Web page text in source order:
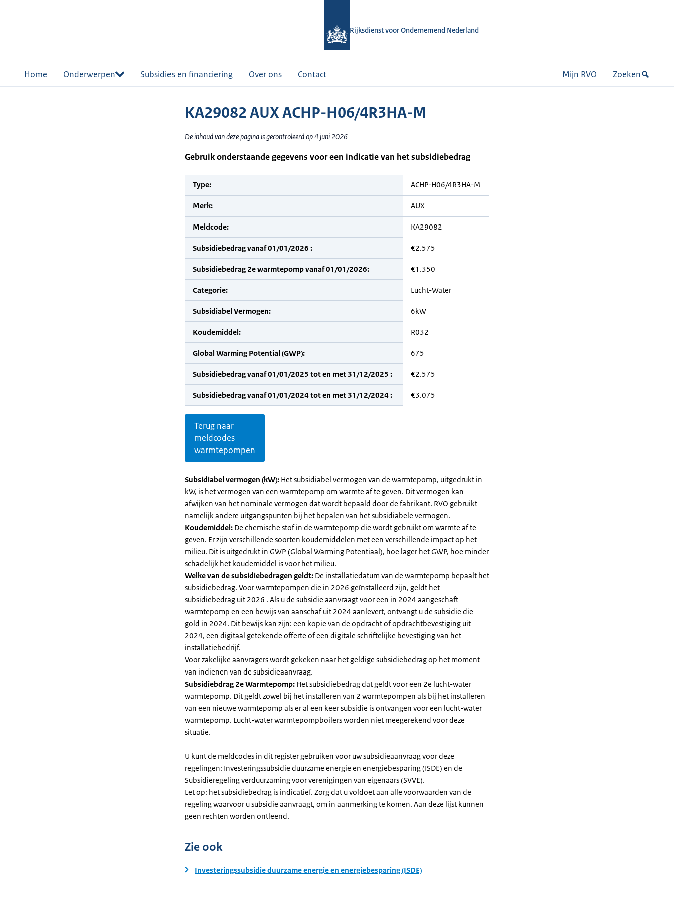
Rijksdienst voor Ondernemend Nederland
Home Onderwerpen Subsidies en financiering Over ons Contact Mijn RVO Zoeken
KA29082 AUX ACHP-H06/4R3HA-M
De inhoud van deze pagina is gecontroleerd op 4 juni 2026
Gebruik onderstaande gegevens voor een indicatie van het subsidiebedrag
Type: ACHP-H06/4R3HA-M
Merk: AUX
Meldcode: KA29082
Subsidiebedrag vanaf 01/01/2026 : €2.575
Subsidiebedrag 2e warmtepomp vanaf 01/01/2026: €1.350
Categorie: Lucht-Water
Subsidiabel Vermogen: 6kW
Koudemiddel: R032
Global Warming Potential (GWP): 675
Subsidiebedrag vanaf 01/01/2025 tot en met 31/12/2025 : €2.575
Subsidiebedrag vanaf 01/01/2024 tot en met 31/12/2024 : €3.075
Terug naar
meldcodes
warmtepompen
Subsidiabel vermogen (kW): Het subsidiabel vermogen van de warmtepomp, uitgedrukt in
kW, is het vermogen van een warmtepomp om warmte af te geven. Dit vermogen kan
afwijken van het nominale vermogen dat wordt bepaald door de fabrikant. RVO gebruikt
namelijk andere uitgangspunten bij het bepalen van het subsidiabele vermogen.
Koudemiddel: De chemische stof in de warmtepomp die wordt gebruikt om warmte af te
geven. Er zijn verschillende soorten koudemiddelen met een verschillende impact op het
milieu. Dit is uitgedrukt in GWP (Global Warming Potentiaal), hoe lager het GWP, hoe minder
schadelijk het koudemiddel is voor het milieu.
Welke van de subsidiebedragen geldt: De installatiedatum van de warmtepomp bepaalt het
subsidiebedrag. Voor warmtepompen die in 2026 geïnstalleerd zijn, geldt het
subsidiebedrag uit 2026 . Als u de subsidie aanvraagt voor een in 2024 aangeschaft
warmtepomp en een bewijs van aanschaf uit 2024 aanlevert, ontvangt u de subsidie die
gold in 2024. Dit bewijs kan zijn: een kopie van de opdracht of opdrachtbevestiging uit
2024, een digitaal getekende offerte of een digitale schriftelijke bevestiging van het
installatiebedrijf.
Voor zakelijke aanvragers wordt gekeken naar het geldige subsidiebedrag op het moment
van indienen van de subsidieaanvraag.
Subsidiebdrag 2e Warmtepomp: Het subsidiebedrag dat geldt voor een 2e lucht-water
warmtepomp. Dit geldt zowel bij het installeren van 2 warmtepompen als bij het installeren
van een nieuwe warmtepomp als er al een keer subsidie is ontvangen voor een lucht-water
warmtepomp. Lucht-water warmtepompboilers worden niet meegerekend voor deze
situatie.
U kunt de meldcodes in dit register gebruiken voor uw subsidieaanvraag voor deze
regelingen: Investeringssubsidie duurzame energie en energiebesparing (ISDE) en de
Subsidieregeling verduurzaming voor verenigingen van eigenaars (SVVE).
Let op: het subsidiebedrag is indicatief. Zorg dat u voldoet aan alle voorwaarden van de
regeling waarvoor u subsidie aanvraagt, om in aanmerking te komen. Aan deze lijst kunnen
geen rechten worden ontleend.
Zie ook
Investeringssubsidie duurzame energie en energiebesparing (ISDE)